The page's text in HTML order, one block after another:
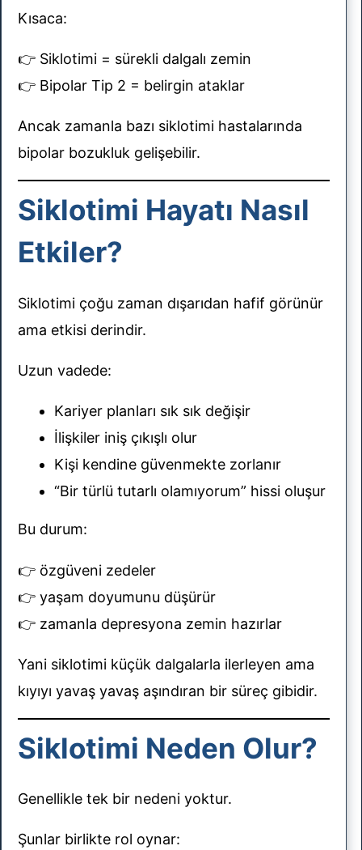
Kısaca:
👉 Siklotimi = sürekli dalgalı zemin
👉 Bipolar Tip 2 = belirgin ataklar
Ancak zamanla bazı siklotimi hastalarında
bipolar bozukluk gelişebilir.
Siklotimi Hayatı Nasıl
Etkiler?
Siklotimi çoğu zaman dışarıdan hafif görünür
ama etkisi derindir.
Uzun vadede:
Kariyer planları sık sık değişir
İlişkiler iniş çıkışlı olur
Kişi kendine güvenmekte zorlanır
“Bir türlü tutarlı olamıyorum” hissi oluşur
Bu durum:
👉 özgüveni zedeler
👉 yaşam doyumunu düşürür
👉 zamanla depresyona zemin hazırlar
Yani siklotimi küçük dalgalarla ilerleyen ama
kıyıyı yavaş yavaş aşındıran bir süreç gibidir.
Siklotimi Neden Olur?
Genellikle tek bir nedeni yoktur.
Şunlar birlikte rol oynar: